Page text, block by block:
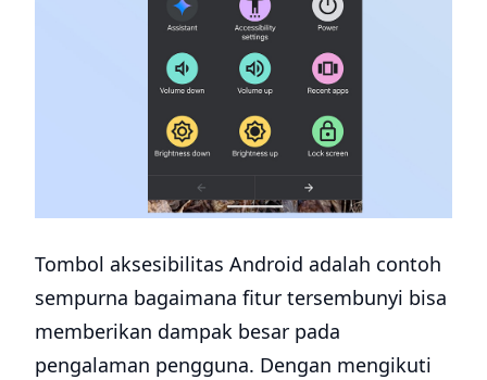
Tombol aksesibilitas Android adalah contoh
sempurna bagaimana fitur tersembunyi bisa
memberikan dampak besar pada
pengalaman pengguna. Dengan mengikuti